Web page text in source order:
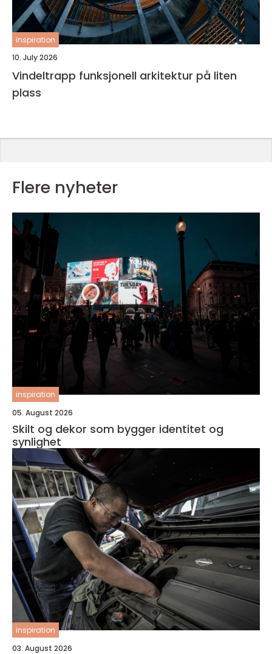
inspiration
10. July 2026
Vindeltrapp funksjonell arkitektur på liten
plass
Flere nyheter
inspiration
05. August 2026
Skilt og dekor som bygger identitet og
synlighet
inspiration
03. August 2026